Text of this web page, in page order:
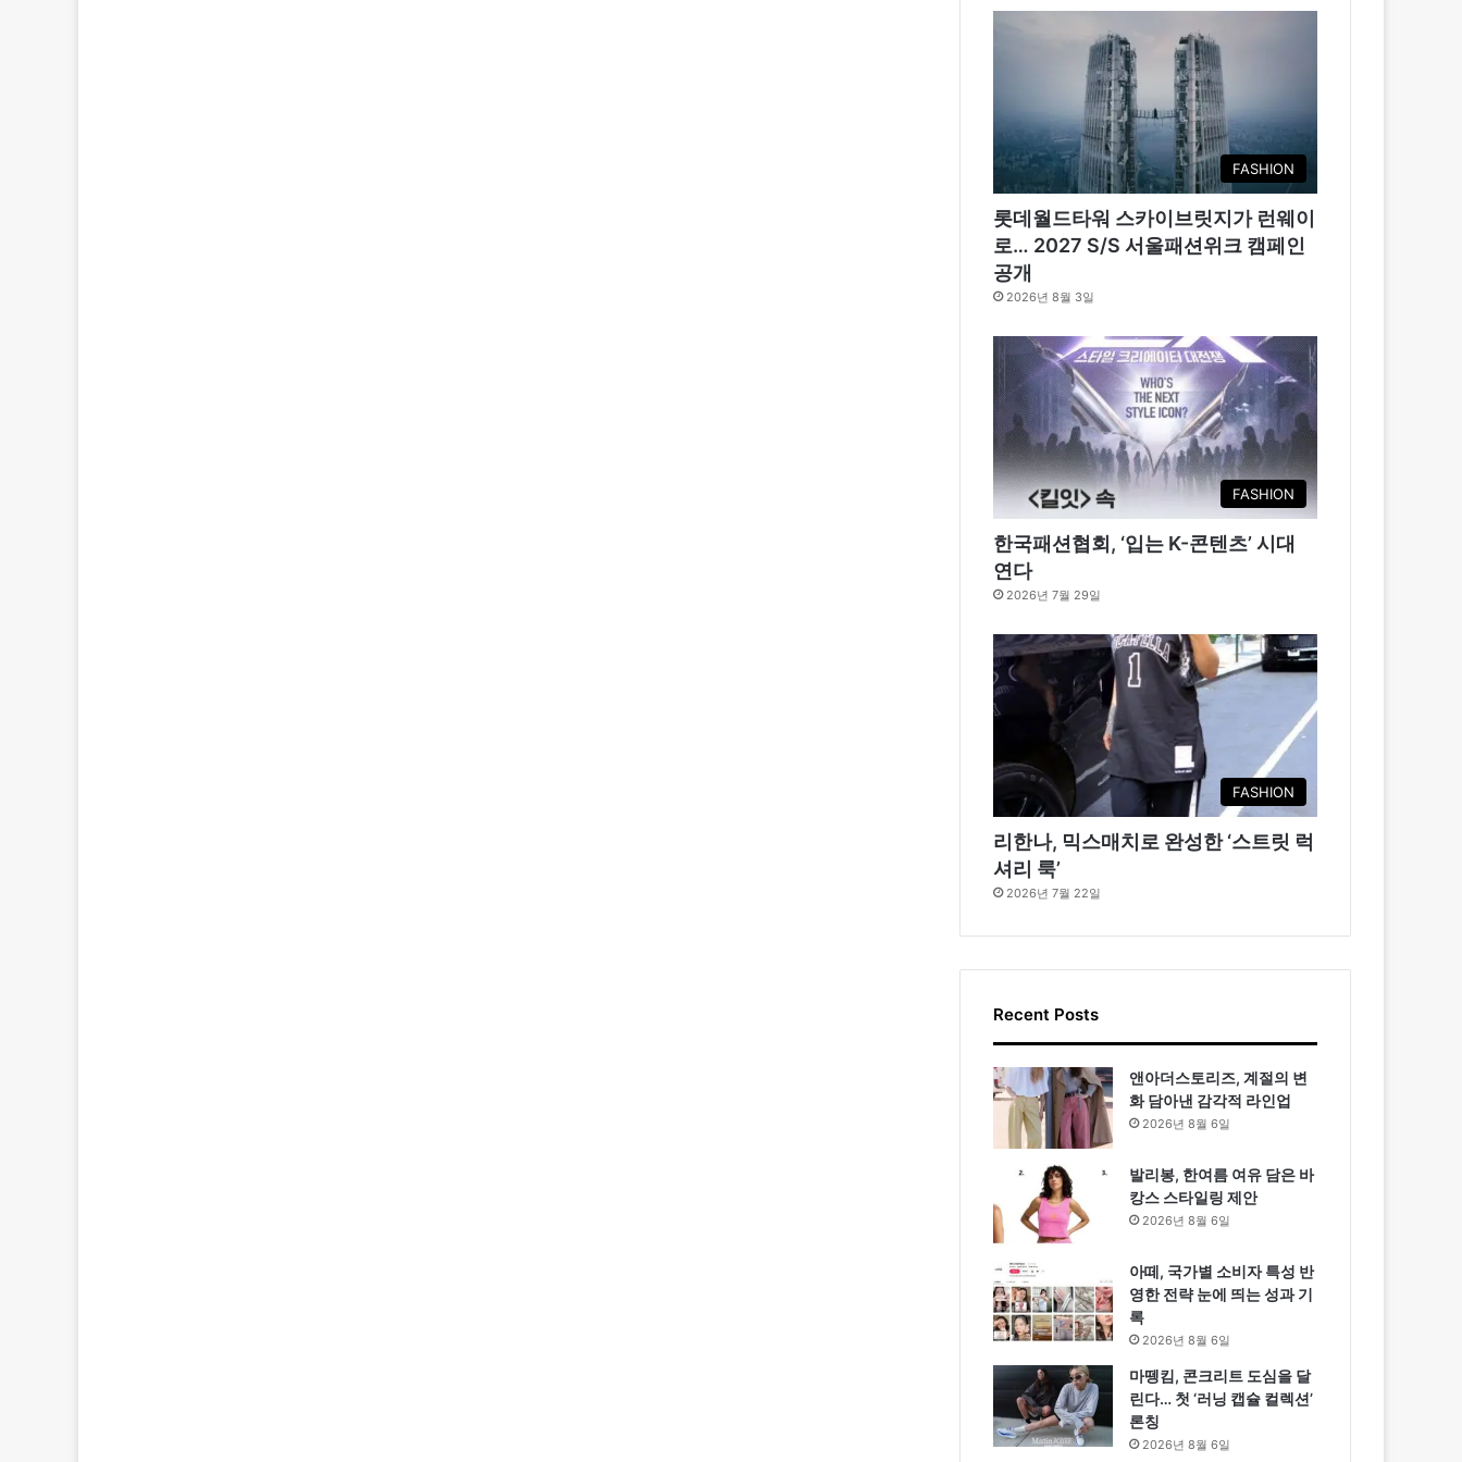
FASHION
롯데월드타워 스카이브릿지가 런웨이
로… 2027 S/S 서울패션위크 캠페인
공개
2026년 8월 3일
FASHION
한국패션협회, ‘입는 K-콘텐츠’ 시대
연다
2026년 7월 29일
FASHION
리한나, 믹스매치로 완성한 ‘스트릿 럭
셔리 룩’
2026년 7월 22일
Recent Posts
앤아더스토리즈, 계절의 변
화 담아낸 감각적 라인업
2026년 8월 6일
발리봉, 한여름 여유 담은 바
캉스 스타일링 제안
2026년 8월 6일
아떼, 국가별 소비자 특성 반
영한 전략 눈에 띄는 성과 기
록
2026년 8월 6일
마뗑킴, 콘크리트 도심을 달
린다… 첫 ‘러닝 캡슐 컬렉션’
론칭
2026년 8월 6일